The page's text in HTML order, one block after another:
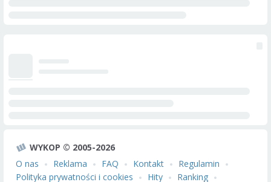
WYKOP © 2005-2026
O nas
Reklama FAQ Kontakt
Regulamin
Polityka prywatności i cookies
Hity Ranking